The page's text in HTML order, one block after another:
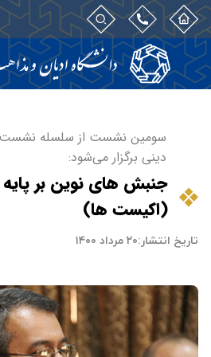
سومین نشست از سلسله
دینی برگزار می‌شود:
جنبش های نوین بر
(اکیست ها)
تاریخ انتشار:۲۰ مرداد ۱۴۰۰